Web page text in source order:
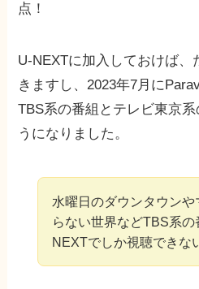
点！
U-NEXTに加入しておけば
きますし、2023年7月に
TBS系の番組とテレビ東京
うになりました。
水曜日のダウンタウンや
らない世界などTBS系の
NEXTでしか視聴できな